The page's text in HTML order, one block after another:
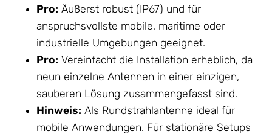
Pro: Äußerst robust (IP67) und für
anspruchsvollste mobile, maritime oder
industrielle Umgebungen geeignet.
Pro: Vereinfacht die Installation erheblich, da
neun einzelne Antennen in einer einzigen,
sauberen Lösung zusammengefasst sind.
Hinweis: Als Rundstrahlantenne ideal für
mobile Anwendungen. Für stationäre Setups